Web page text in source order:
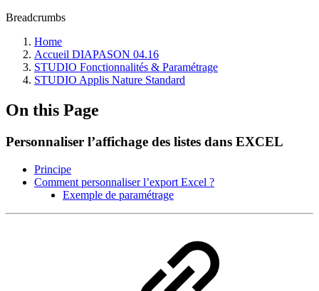
Breadcrumbs
Home
Accueil DIAPASON 04.16
STUDIO Fonctionnalités & Paramétrage
STUDIO Applis Nature Standard
On this Page
Personnaliser l’affichage des listes dans EXCEL
Principe
Comment personnaliser l’export Excel ?
Exemple de paramétrage